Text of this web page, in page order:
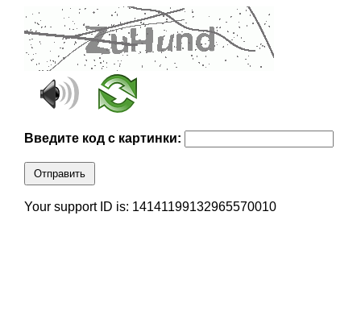
Введите код с картинки:
Отправить
Your support ID is: 14141199132965570010